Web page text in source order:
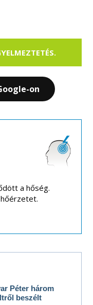
on
a hőség.
Péter három
beszélt